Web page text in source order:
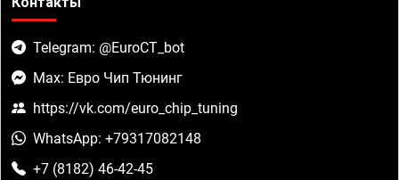
Telegram: @EuroCT_bot
Max: Евро Чип Тюнинг
https://vk.com/euro_chip_tuning
WhatsApp: +79317082148
+7 (8182) 46-42-45